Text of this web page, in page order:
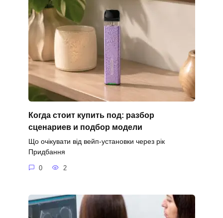
Когда стоит купить под: разбор
сценариев и подбор модели
Що очікувати від вейп-установки через рік
Придбання
0 2